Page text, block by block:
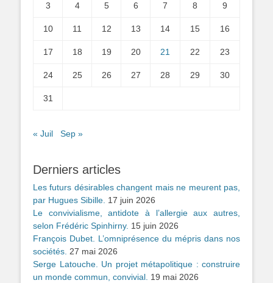
3 4 5 6 7 8 9
10 11 12 13 14 15 16
17 18 19 20 21 22 23
24 25 26 27 28 29 30
31
« Juil Sep »
Derniers articles
Les futurs désirables changent mais ne meurent pas,
par Hugues Sibille. 17 juin 2026
Le convivialisme, antidote à l’allergie aux autres,
selon Frédéric Spinhirny. 15 juin 2026
François Dubet. L’omniprésence du mépris dans nos
sociétés. 27 mai 2026
Serge Latouche. Un projet métapolitique : construire
un monde commun, convivial. 19 mai 2026